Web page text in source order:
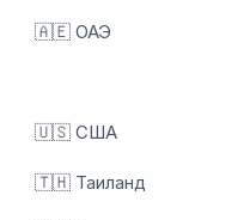
🇦🇪 ОАЭ
🇺🇸 США
🇹🇭 Таиланд